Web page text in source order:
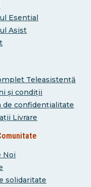
Esential
Asist
Teleasistență
și condiții
de confidențialitate
Livrare
Noi
solidaritate